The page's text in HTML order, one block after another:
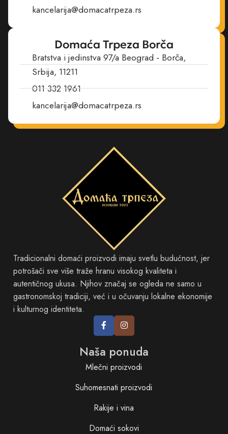
kancelarija@domacatrpeza.rs
Domaća Trpeza Borča
Bratstva i jedinstva 97/a Beograd - Borča,
Srbija, 11211
011 332 1961
kancelarija@domacatrpeza.rs
Tradicionalni domaći proizvodi imaju svetlu budućnost, jer
potrošači sve više traže hranu visokog kvaliteta i
autentičnog ukusa. Njihov značaj se ogleda ne samo u
gastronomskoj tradiciji, već i u očuvanju lokalne ekonomije
i kulturnog identiteta.
Naša ponuda
Mlečni proizvodi
Suhomesnati proizvodi
Rakije i vina
Domaći sokovi